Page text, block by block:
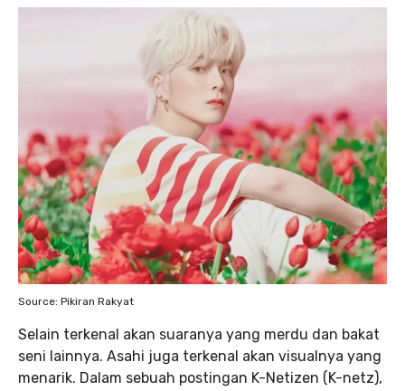
Source: Pikiran Rakyat
Selain terkenal akan suaranya yang merdu dan bakat
seni lainnya. Asahi juga terkenal akan visualnya yang
menarik. Dalam sebuah postingan K-Netizen (K-netz),